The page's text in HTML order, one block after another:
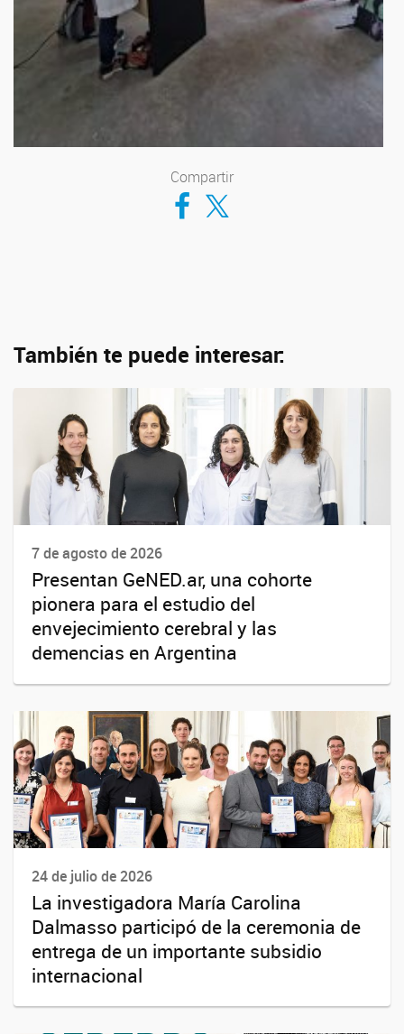
Compartir
Compartir en Facebook
Compartir en Twitter
También te puede interesar:
7 de agosto de 2026
Presentan GeNED.ar, una cohorte
pionera para el estudio del
envejecimiento cerebral y las
demencias en Argentina
24 de julio de 2026
La investigadora María Carolina
Dalmasso participó de la ceremonia de
entrega de un importante subsidio
internacional